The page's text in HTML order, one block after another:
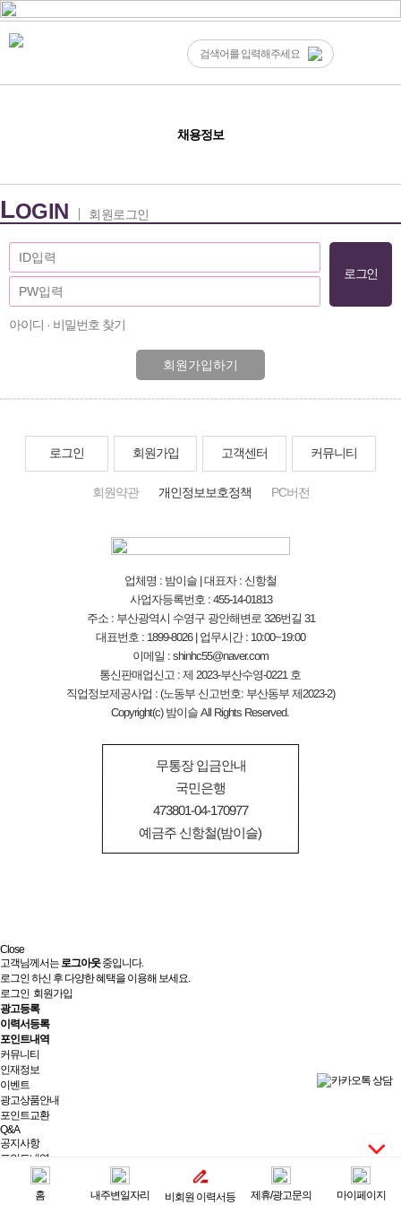
채용정보
LOGIN 회원로그인
아이디 · 비밀번호 찾기
회원가입하기
로그인 회원가입 고객센터 커뮤니티
회원약관 개인정보보호정책 PC버전
업체명 : 밤이슬 | 대표자 : 신항철
사업자등록번호 : 455-14-01813
주소 : 부산광역시 수영구 광안해변로 326번길 31
대표번호 : 1899-8026 | 업무시간 : 10:00~19:00
이메일 : shinhc55@naver.com
통신판매업신고 : 제 2023-부산수영-0221 호
직업정보제공사업 : (노동부 신고번호: 부산동부 제2023-2)
Copyright(c) 밤이슬 All Rights Reserved.
무통장 입금안내
국민은행
473801-04-170977
예금주 신항철(밤이슬)
홈 내주변일자리 비회원 이력서등 제휴/광고문의 마이페이지
Close
고객님께서는로그아웃중입니다.
로그인 하신 후 다양한 혜택을 이용해 보세요.
로그인 회원가입
광고등록
이력서등록
포인트내역
커뮤니티
인재정보
이벤트
광고상품안내
포인트교환
Q&A
공지사항
포인트내역
제휴/광고문의
실시간상담